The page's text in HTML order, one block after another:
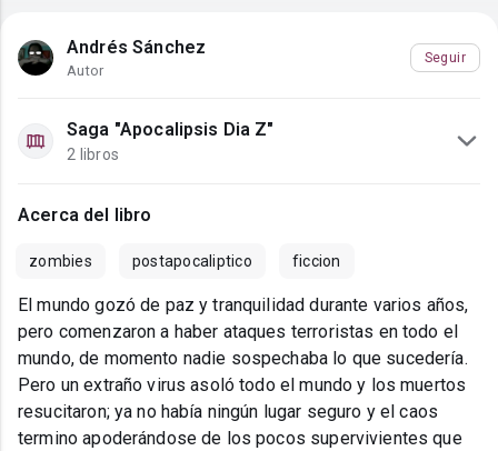
Andrés Sánchez
Autor
Seguir
Saga "Apocalipsis Dia Z"
2 libros
Acerca del libro
zombies postapocaliptico ficcion
El mundo gozó de paz y tranquilidad durante varios años,
pero comenzaron a haber ataques terroristas en todo el
mundo, de momento nadie sospechaba lo que sucedería.
Pero un extraño virus asoló todo el mundo y los muertos
resucitaron; ya no había ningún lugar seguro y el caos
termino apoderándose de los pocos supervivientes que